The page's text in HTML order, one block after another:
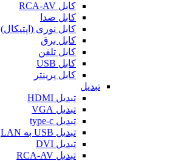
کابل RCA-AV
کابل صدا
کابل نوری (اپتیکال)
کابل برق
کابل تلفن
کابل USB
کابل پرینتر
تبدیل
تبدیل HDMI
تبدیل VGA
تبدیل type-c
تبدیل USB به LAN
تبدیل DVI
تبدیل RCA-AV